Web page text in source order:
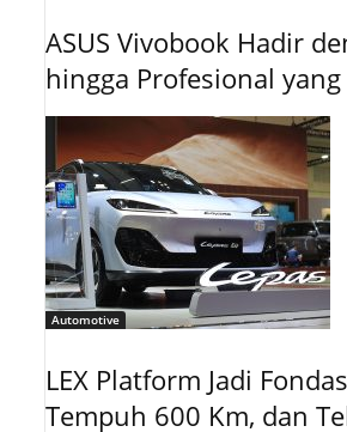
ASUS Vivobook Hadir
hingga Profesional
Automotive
LEX Platform Jadi
Tempuh 600 Km, dan